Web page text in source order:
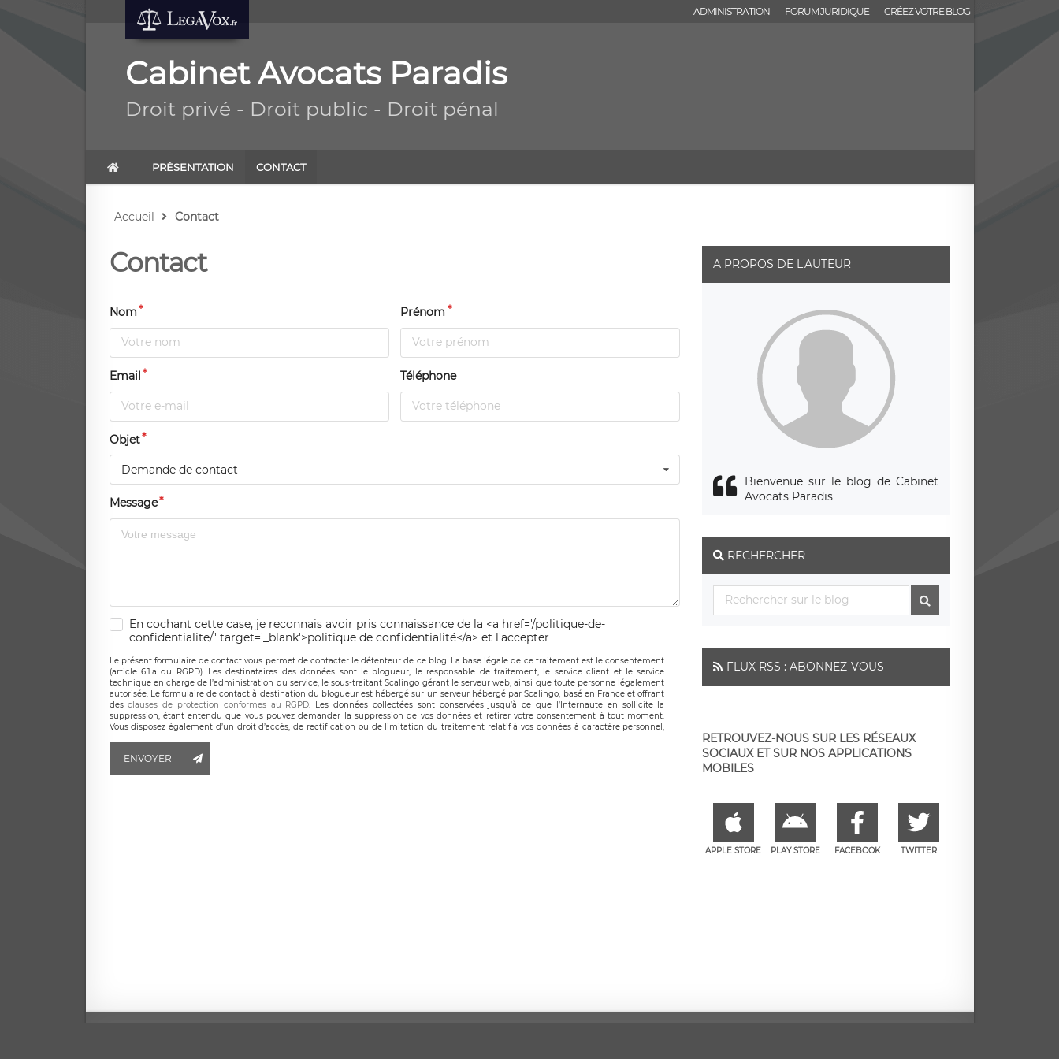
ADMINISTRATION FORUM JURIDIQUE CRÉEZ VOTRE BLOG
Cabinet Avocats Paradis
Droit privé - Droit public - Droit pénal
PRÉSENTATION CONTACT
Accueil Contact
Contact
Nom Prénom
Email Téléphone
Objet
Demande de contact
Message
En cochant cette case, je reconnais avoir pris connaissance de la <a href='/politique-de-
confidentialite/' target='_blank'>politique de confidentialité</a> et l'accepter
Le présent formulaire de contact vous permet de contacter le détenteur de ce blog. La base légale de ce traitement est le consentement
(article 6.1.a du RGPD). Les destinataires des données sont le blogueur, le responsable de traitement, le service client et le service
technique en charge de l’administration du service, le sous-traitant Scalingo gérant le serveur web, ainsi que toute personne légalement
autorisée. Le formulaire de contact à destination du blogueur est hébergé sur un serveur hébergé par Scalingo, basé en France et offrant
desclauses de protection conformes au RGPD. Les données collectées sont conservées jusqu’à ce que l’Internaute en sollicite la
suppression, étant entendu que vous pouvez demander la suppression de vos données et retirer votre consentement à tout moment.
Vous disposez également d’un droit d’accès, de rectification ou de limitation du traitement relatif à vos données à caractère personnel,
responsable de traitement est la société LÉGAVOX, sis 9 rue Léopold Sédar Senghor, joignable à l’adresse mail :
ENVOYER
A PROPOS DE L'AUTEUR
Bienvenue sur le blog de Cabinet
Avocats Paradis
RECHERCHER
FLUX RSS : ABONNEZ-VOUS
RETROUVEZ-NOUS SUR LES RÉSEAUX
SOCIAUX ET SUR NOS APPLICATIONS
MOBILES
APPLE STORE PLAY STORE FACEBOOK TWITTER